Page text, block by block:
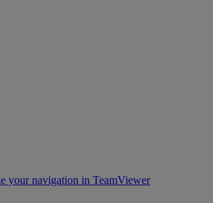
your navigation in TeamViewer